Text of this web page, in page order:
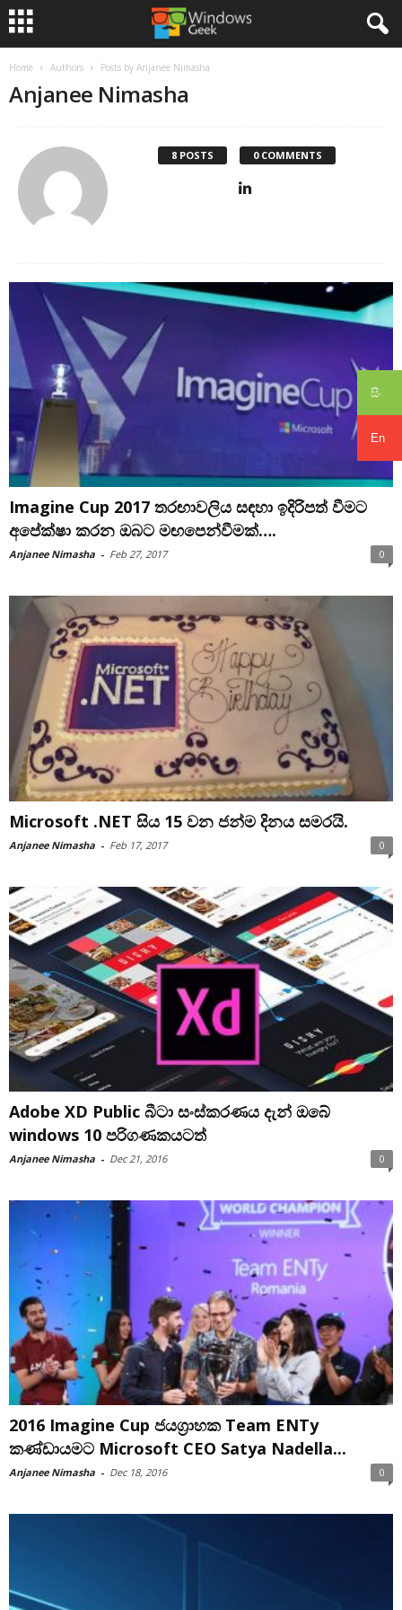
සිං
En
Home Authors Posts by Anjanee Nimasha
Anjanee Nimasha
8 POSTS 0 COMMENTS
Imagine Cup 2017 තරඟාවලිය සඳහා ඉදිරිපත් වීමට
අපේක්ෂා කරන ඔබට මඟපෙන්වීමක්….
Anjanee Nimasha - Feb 27, 2017 0
Microsoft .NET සිය 15 වන ජන්ම දිනය සමරයි.
Anjanee Nimasha - Feb 17, 2017 0
Adobe XD Public බීටා සංස්කරණය දැන් ඔබේ
windows 10 පරිගණකයටත්
Anjanee Nimasha - Dec 21, 2016 0
2016 Imagine Cup ජයග්‍රාහක Team ENTy
කණ්ඩායමට Microsoft CEO Satya Nadella...
Anjanee Nimasha - Dec 18, 2016 0